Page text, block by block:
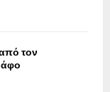
τον